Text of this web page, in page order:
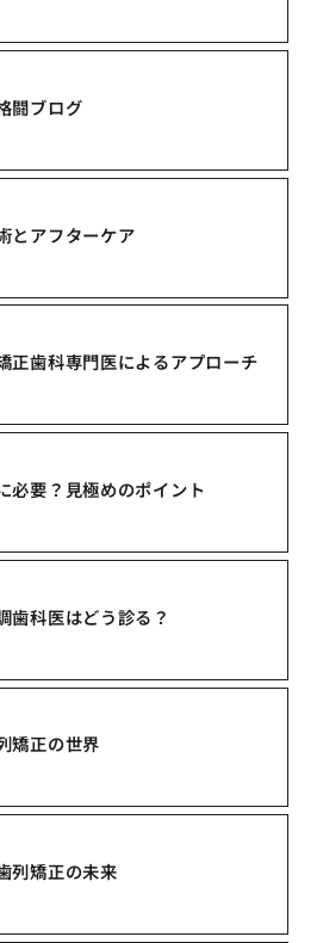
闘ブログ
とアフターケア
正歯科専門医によるアプローチ
必要？見極めのポイント
歯科医はどう診る？
矯正の世界
列矯正の未来